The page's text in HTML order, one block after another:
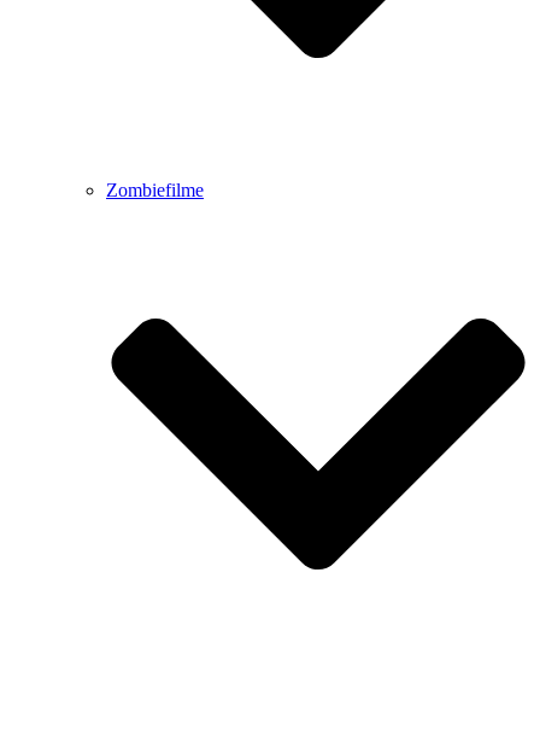
Zombiefilme